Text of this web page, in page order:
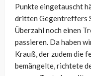
Punkte eingetauscht
dritten Gegentreffers
Überzahl noch einen
passieren. Da haben
Krauß, der zudem die
bemängelte, richtete